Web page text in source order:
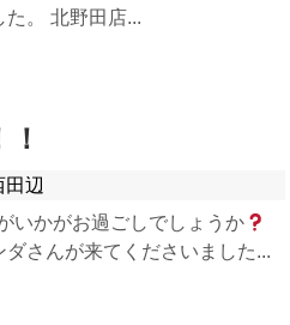
。 北野田店...
辺
いかがお過ごしでしょうか
さんが来てくださいました...